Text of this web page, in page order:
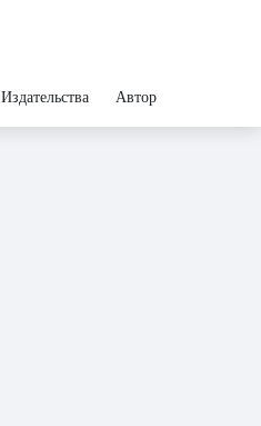
Издательства Авторы